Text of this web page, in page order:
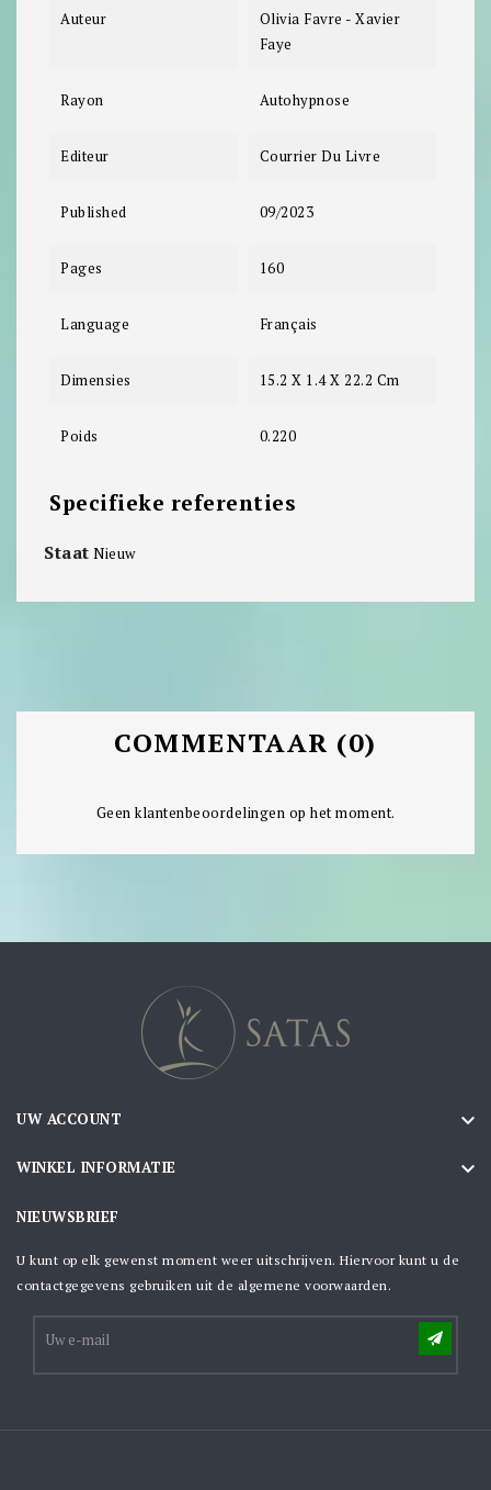
Auteur
Olivia Favre - Xavier
Faye
Rayon Autohypnose
Editeur Courrier Du Livre
Published 09/2023
Pages 160
Language Français
Dimensies 15.2 X 1.4 X 22.2 Cm
Poids 0.220
Specifieke referenties
Staat Nieuw
COMMENTAAR (0)
Geen klantenbeoordelingen op het moment.
UW ACCOUNT 
WINKEL INFORMATIE 
NIEUWSBRIEF
U kunt op elk gewenst moment weer uitschrijven. Hiervoor kunt u de
contactgegevens gebruiken uit de algemene voorwaarden.